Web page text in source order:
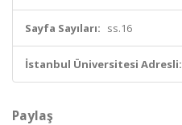
Sayfa Sayıları: ss.16
İstanbul Üniversitesi Adresli:
Paylaş